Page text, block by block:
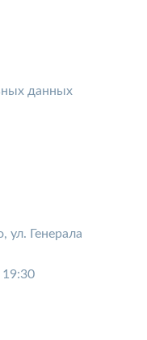
данных
ул. Генерала